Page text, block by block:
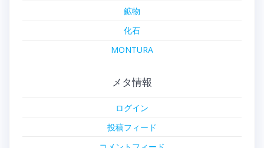
鉱物
化石
MONTURA
メタ情報
ログイン
投稿フィード